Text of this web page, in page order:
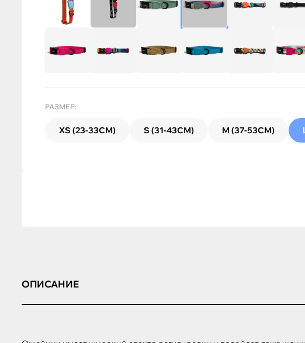
РАЗМЕР:
XS (23-33СМ) S (31-43СМ) M (37-53СМ)
ОПИСАНИЕ